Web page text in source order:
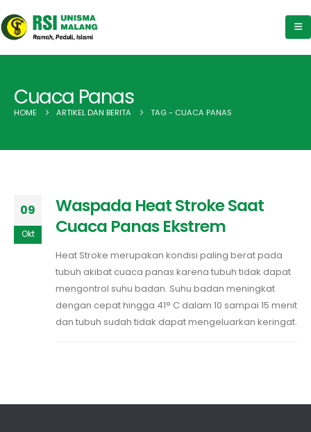
Cuaca Panas
HOME ARTIKEL DAN BERITA TAG - CUACA PANAS
09
Okt
Waspada Heat Stroke Saat
Cuaca Panas Ekstrem
Heat Stroke merupakan kondisi paling berat pada
tubuh akibat cuaca panas karena tubuh tidak dapat
mengontrol suhu badan. Suhu badan meningkat
dengan cepat hingga 41° C dalam 10 sampai 15 menit
dan tubuh sudah tidak dapat mengeluarkan keringat.